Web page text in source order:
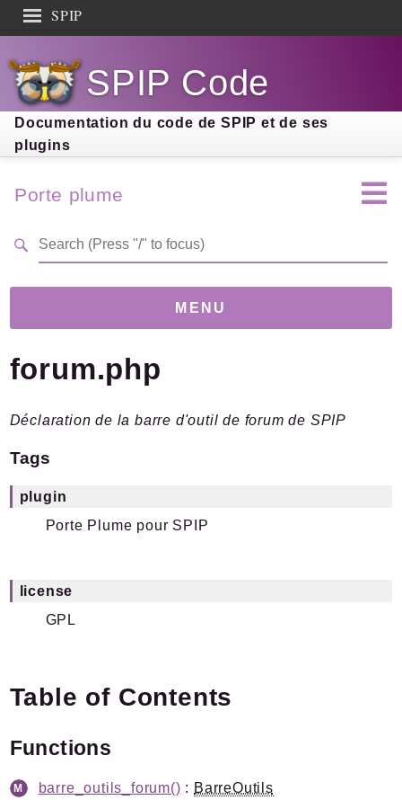
SPIP
Documentation
Contribution
Entraide
Découverte
SPIP Code
Documentation du code de SPIP et de ses
plugins
Porte plume
MENU
Version4.0.0-dev(cc0d6d7)
Plugins.spip.net
Packages
Actions
Fonctions
Javascript
forum.php
Déclaration de la barre d'outil de forum de SPIP
Tags
plugin
Porte Plume pour SPIP
license
GPL
Table of Contents
Functions
barre_outils_forum() : BarreOutils
Search results